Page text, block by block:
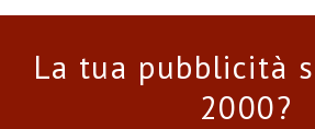
La tua pubblicità
2000?